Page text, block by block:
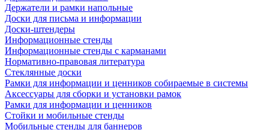
Держатели и рамки напольные
Доски для письма и информации
Доски-штендеры
Информационные стенды
Информационные стенды с карманами
Нормативно-правовая литература
Стеклянные доски
Рамки для информации и ценников собираемые в системы
Аксессуары для сборки и установки рамок
Рамки для информации и ценников
Стойки и мобильные стенды
Мобильные стенды для баннеров